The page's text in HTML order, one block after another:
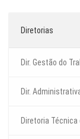
Diretorias
Dir. Gestão do
Dir.
Diretoria Técnica